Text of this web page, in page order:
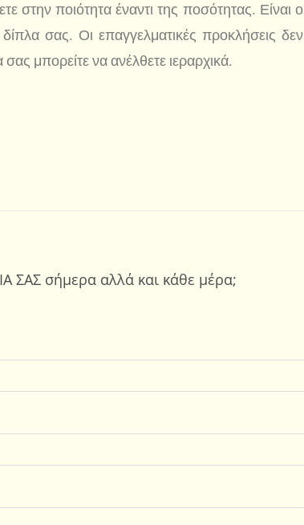
στην ποιότητα έναντι της ποσότητας. Είναι ο
σας. Οι επαγγελματικές προκλήσεις δεν
μπορείτε να ανέλθετε ιεραρχικά.
ΣΑΣ σήμερα αλλά και κάθε μέρα;